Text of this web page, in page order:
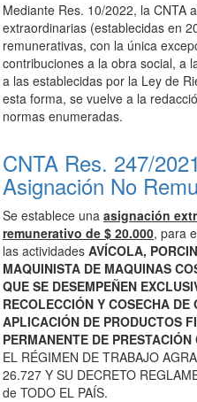
Mediante Res. 10/2022, la CNTA
extraordinarias (establecidas en
remunerativas, con la única
contribuciones a la obra social, a
a las establecidas por la Ley de
esta forma, se vuelve a la
normas enumeradas.
CNTA Res. 247/
Asignación No
Se establece una asignación
remunerativo de $ 20.000, para
las actividades AVÍCOLA,
MAQUINISTA DE MAQUINAS
QUE SE DESEMPEÑEN
RECOLECCIÓN Y COSECHA
APLICACIÓN DE PRODUCTOS
PERMANENTE DE
EL RÉGIMEN DE TRABAJO
26.727 Y SU DECRETO
de TODO EL PAÍS.